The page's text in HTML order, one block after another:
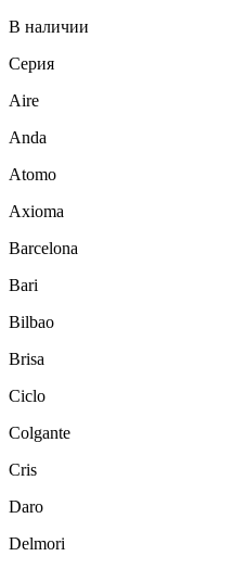
В наличии
Серия
Aire
Anda
Atomo
Axioma
Barcelona
Bari
Bilbao
Brisa
Ciclo
Colgante
Cris
Daro
Delmori